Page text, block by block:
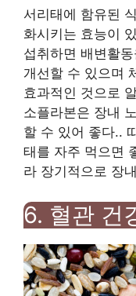
서리태에 함유된
화시키는 효능이
섭취하면 배변활
개선할 수 있으며
효과적인 것으로
소플라본은 장내
할 수 있어 좋다..
태를 자주 먹으면
라 장기적으로 장
6. 혈관 건